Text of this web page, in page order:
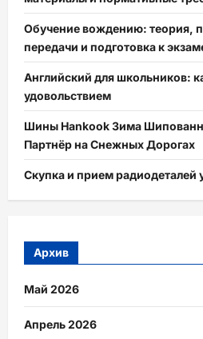
Обучение вождению: теория,
передачи и подготовка к
Английский для школьников:
удовольствием
Шины Hankook Зима
Партнёр на Снежных Дорогах
Скупка и прием радиодеталей
Архив
Май 2026
Апрель 2026